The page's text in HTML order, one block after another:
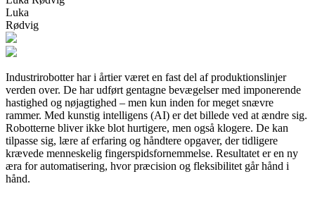
Luka
Rødvig
Industrirobotter har i årtier været en fast del af produktionslinjer
verden over. De har udført gentagne bevægelser med imponerende
hastighed og nøjagtighed – men kun inden for meget snævre
rammer. Med kunstig intelligens (AI) er det billede ved at ændre sig.
Robotterne bliver ikke blot hurtigere, men også klogere. De kan
tilpasse sig, lære af erfaring og håndtere opgaver, der tidligere
krævede menneskelig fingerspidsfornemmelse. Resultatet er en ny
æra for automatisering, hvor præcision og fleksibilitet går hånd i
hånd.